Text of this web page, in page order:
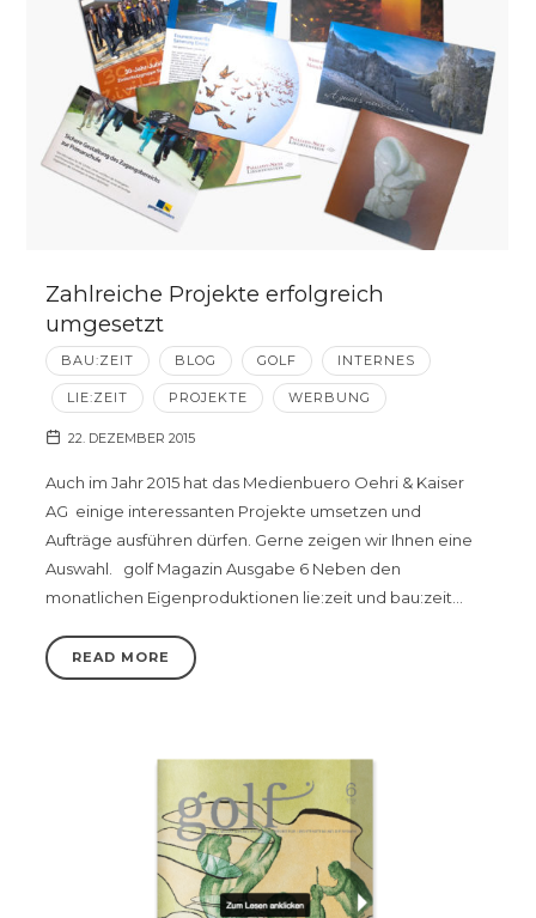
Zahlreiche Projekte erfolgreich
umgesetzt
BAU:ZEIT BLOG GOLF INTERNES
LIE:ZEIT PROJEKTE WERBUNG
22. DEZEMBER 2015
Auch im Jahr 2015 hat das Medienbuero Oehri & Kaiser
AG einige interessanten Projekte umsetzen und
Aufträge ausführen dürfen. Gerne zeigen wir Ihnen eine
Auswahl. golf Magazin Ausgabe 6 Neben den
monatlichen Eigenproduktionen lie:zeit und bau:zeit…
READ MORE